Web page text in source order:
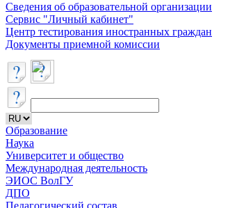
Сведения об образовательной организации
Сервис "Личный кабинет"
Центр тестирования иностранных граждан
Документы приемной комиссии
Образование
Наука
Университет и общество
Международная деятельность
ЭИОС ВолГУ
ДПО
Педагогический состав